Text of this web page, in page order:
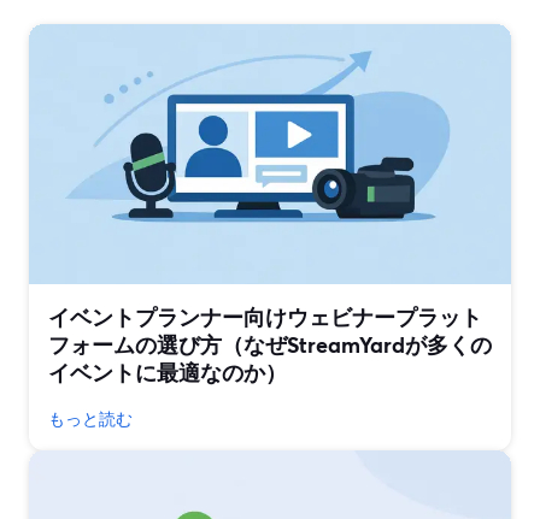
イベントプランナー向けウェビナープラット
フォームの選び方（なぜStreamYardが多くの
イベントに最適なのか）
もっと読む